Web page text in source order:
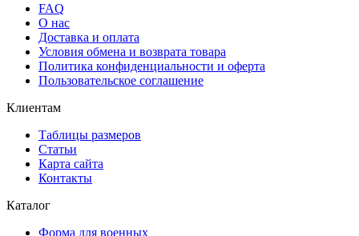
FAQ
О нас
Доставка и оплата
Условия обмена и возврата товара
Политика конфиденциальности и оферта
Пользовательское соглашение
Клиентам
Таблицы размеров
Статьи
Карта сайта
Контакты
Каталог
Форма для военных